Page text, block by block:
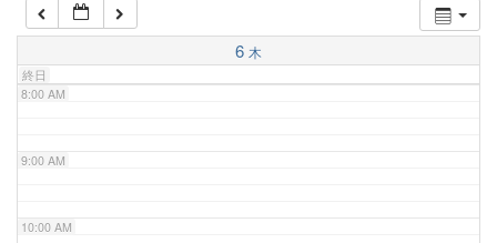
6 木
終日
7:00 AM
8:00 AM
9:00 AM
10:00 AM